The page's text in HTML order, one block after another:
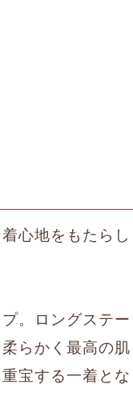
心地をもたらし
。ロングステー
らかく最高の肌
宝する一着とな